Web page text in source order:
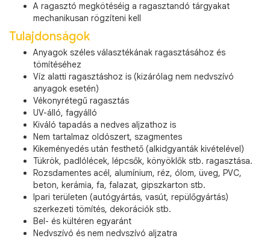
A ragasztó megkötéséig a ragasztandó tárgyakat
mechanikusan rögzíteni kell
Tulajdonságok
Anyagok széles választékának ragasztásához és
tömítéséhez
Víz alatti ragasztáshoz is (kizárólag nem nedvszívó
anyagok esetén)
Vékonyrétegű ragasztás
UV-álló, fagyálló
Kiváló tapadás a nedves aljzathoz is
Nem tartalmaz oldószert, szagmentes
Kikeményedés után festhető (alkidgyanták kivételével)
Tükrök, padlólécek, lépcsők, könyöklők stb. ragasztása.
Rozsdamentes acél, alumínium, réz, ólom, üveg, PVC,
beton, kerámia, fa, falazat, gipszkarton stb.
Ipari területen (autógyártás, vasút, repülőgyártás)
szerkezeti tömítés, dekorációk stb.
Bel- és kültéren egyaránt
Nedvszívó és nem nedvszívó aljzatra